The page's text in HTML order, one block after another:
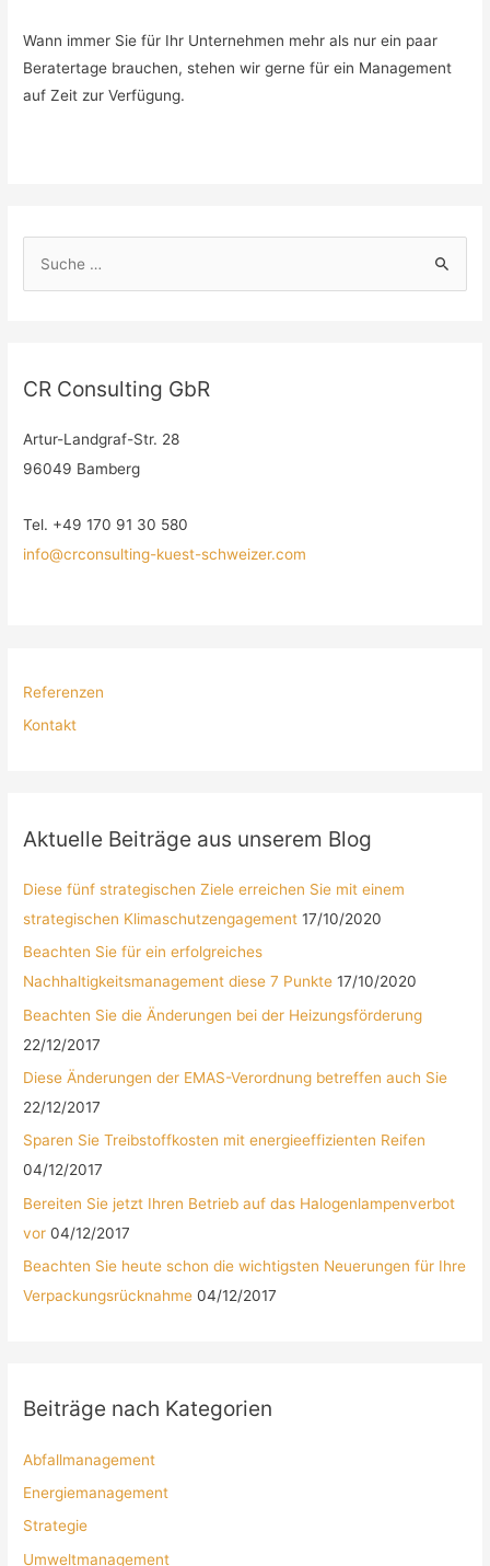
Wann immer Sie für Ihr Unternehmen mehr als nur ein paar
Beratertage brauchen, stehen wir gerne für ein Management
auf Zeit zur Verfügung.
CR Consulting GbR
Artur-Landgraf-Str. 28
96049 Bamberg
Tel. +49 170 91 30 580
info@crconsulting-kuest-schweizer.com
Referenzen
Kontakt
Aktuelle Beiträge aus unserem Blog
Diese fünf strategischen Ziele erreichen Sie mit einem
strategischen Klimaschutzengagement 17/10/2020
Beachten Sie für ein erfolgreiches
Nachhaltigkeitsmanagement diese 7 Punkte 17/10/2020
Beachten Sie die Änderungen bei der Heizungsförderung
22/12/2017
Diese Änderungen der EMAS-Verordnung betreffen auch Sie
22/12/2017
Sparen Sie Treibstoffkosten mit energieeffizienten Reifen
04/12/2017
Bereiten Sie jetzt Ihren Betrieb auf das Halogenlampenverbot
vor 04/12/2017
Beachten Sie heute schon die wichtigsten Neuerungen für Ihre
Verpackungsrücknahme 04/12/2017
Beiträge nach Kategorien
Abfallmanagement
Energiemanagement
Strategie
Umweltmanagement